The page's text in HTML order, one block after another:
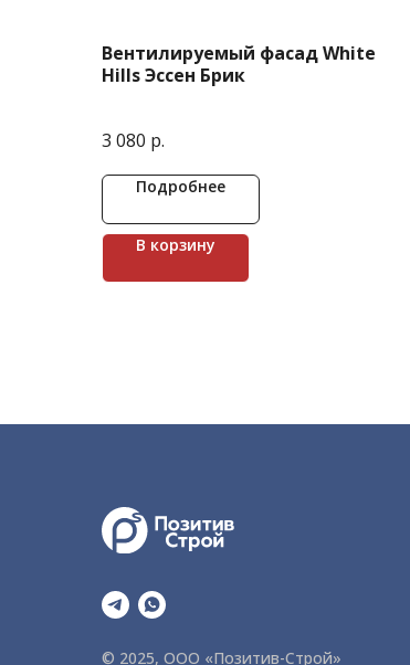
Вентилируемый фасад White
Hills Эссен Брик
3 080 р.
Подробнее
В корзину
© 2025, ООО «Позитив-Строй»